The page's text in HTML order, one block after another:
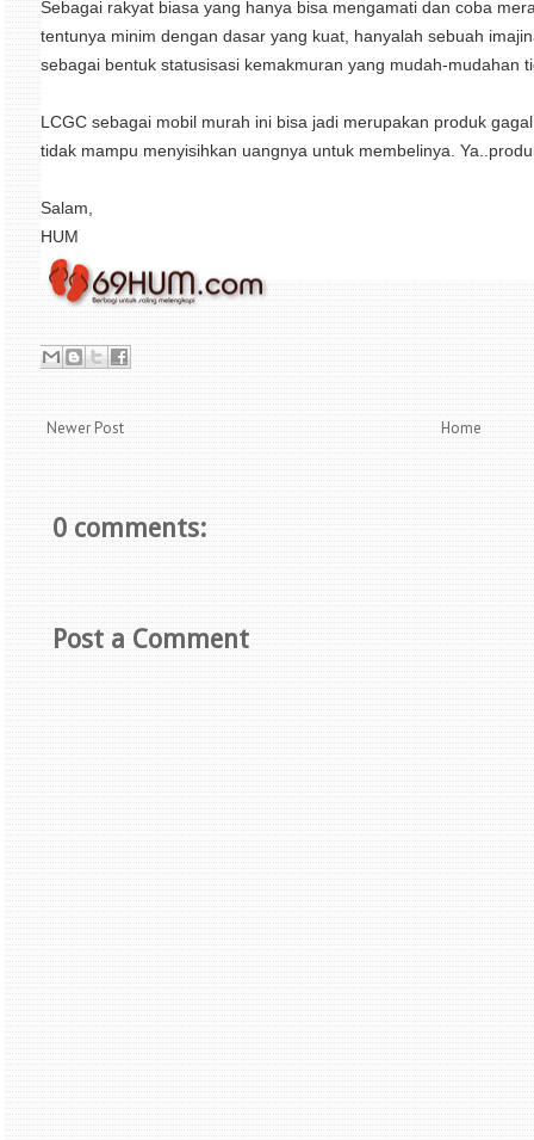
Sebagai rakyat biasa yang hanya bisa mengamati dan coba
tentunya minim dengan dasar yang kuat, hanyalah sebuah
sebagai bentuk statusisasi kemakmuran yang mudah-mudahan
LCGC sebagai mobil murah ini bisa jadi merupakan produk
tidak mampu menyisihkan uangnya untuk membelinya.
Salam,
HUM
Newer Post Home
0 comments:
Post a Comment